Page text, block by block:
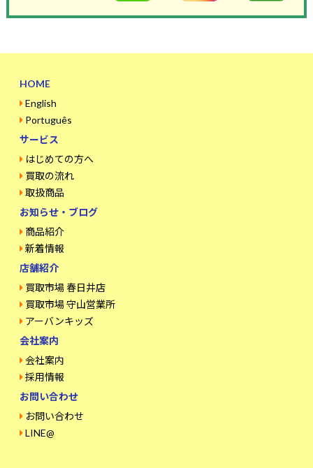
HOME
English
Português
サービス
はじめての方へ
買取の流れ
取扱商品
お知らせ・ブログ
商品紹介
新着情報
店舗紹介
買取市場 春日井店
買取市場 守山営業所
アーバンキッズ
会社案内
会社案内
採用情報
お問い合わせ
お問い合わせ
LINE@